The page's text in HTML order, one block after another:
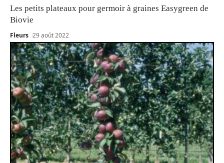
Les petits plateaux pour germoir à graines Easygreen de
Biovie
Fleurs 29 août 2022